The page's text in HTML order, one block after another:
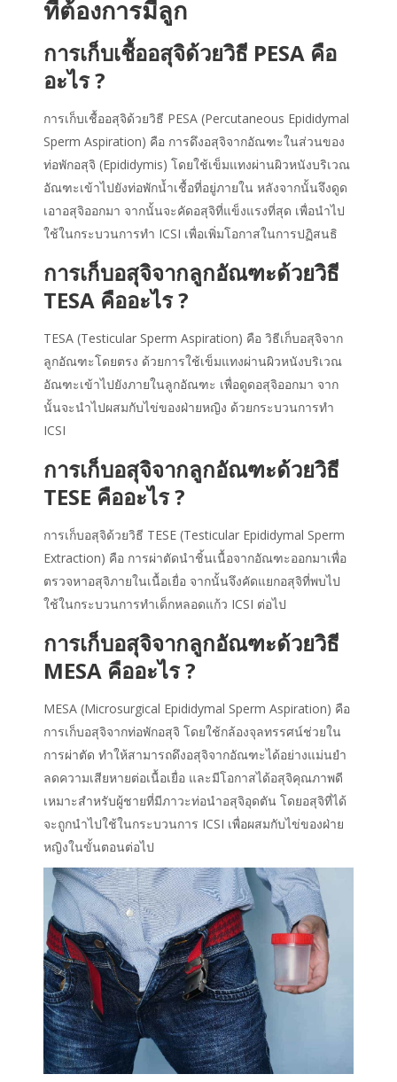
ที่ต้องการมีลูก
การเก็บเชื้ออสุจิด้วยวิธี PESA คือ
อะไร ?
การเก็บเชื้ออสุจิด้วยวิธี PESA (Percutaneous Epididymal
Sperm Aspiration) คือ การดึงอสุจิจากอัณฑะในส่วนของ
ท่อพักอสุจิ (Epididymis) โดยใช้เข็มแทงผ่านผิวหนังบริเวณ
อัณฑะเข้าไปยังท่อพักน้ำเชื้อที่อยู่ภายใน หลังจากนั้นจึงดูด
เอาอสุจิออกมา จากนั้นจะคัดอสุจิที่แข็งแรงที่สุด เพื่อนำไป
ใช้ในกระบวนการทำ ICSI เพื่อเพิ่มโอกาสในการปฏิสนธิ
การเก็บอสุจิจากลูกอัณฑะด้วยวิธี
TESA คืออะไร ?
TESA (Testicular Sperm Aspiration) คือ วิธีเก็บอสุจิจาก
ลูกอัณฑะโดยตรง ด้วยการใช้เข็มแทงผ่านผิวหนังบริเวณ
อัณฑะเข้าไปยังภายในลูกอัณฑะ เพื่อดูดอสุจิออกมา จาก
นั้นจะนำไปผสมกับไข่ของฝ่ายหญิง ด้วยกระบวนการทำ
ICSI
การเก็บอสุจิจากลูกอัณฑะด้วยวิธี
TESE คืออะไร ?
การเก็บอสุจิด้วยวิธี TESE (Testicular Epididymal Sperm
Extraction) คือ การผ่าตัดนำชิ้นเนื้อจากอัณฑะออกมาเพื่อ
ตรวจหาอสุจิภายในเนื้อเยื่อ จากนั้นจึงคัดแยกอสุจิที่พบไป
ใช้ในกระบวนการทำเด็กหลอดแก้ว ICSI ต่อไป
การเก็บอสุจิจากลูกอัณฑะด้วยวิธี
MESA คืออะไร ?
MESA (Microsurgical Epididymal Sperm Aspiration) คือ
การเก็บอสุจิจากท่อพักอสุจิ โดยใช้กล้องจุลทรรศน์ช่วยใน
การผ่าตัด ทำให้สามารถดึงอสุจิจากอัณฑะได้อย่างแม่นยำ
ลดความเสียหายต่อเนื้อเยื่อ และมีโอกาสได้อสุจิคุณภาพดี
เหมาะสำหรับผู้ชายที่มีภาวะท่อนำอสุจิอุดตัน โดยอสุจิที่ได้
จะถูกนำไปใช้ในกระบวนการ ICSI เพื่อผสมกับไข่ของฝ่าย
หญิงในขั้นตอนต่อไป